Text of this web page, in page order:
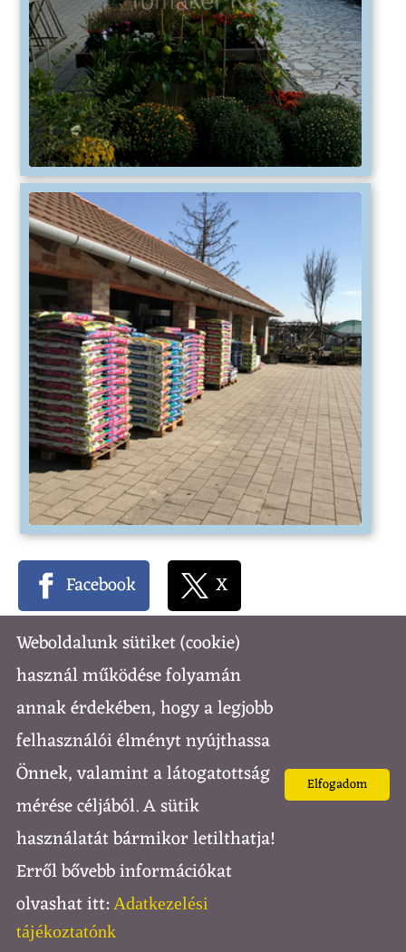
Facebook X
Vissza az előző oldalra!
© 2026 -
Oldal információklAdatkezelési tájékoztató
Impresszum
KERESÉS AZ OLDAL TARTALMÁBAN
Elfogadom
Weboldalunk sütiket (cookie)
használ működése folyamán
annak érdekében, hogy a legjobb
felhasználói élményt nyújthassa
Önnek, valamint a látogatottság
mérése céljából. A sütik
használatát bármikor letilthatja!
Erről bővebb információkat
olvashat itt: Adatkezelési
tájékoztatónk